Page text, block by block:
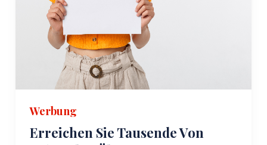
Werbung
Erreichen Sie Tausende Von